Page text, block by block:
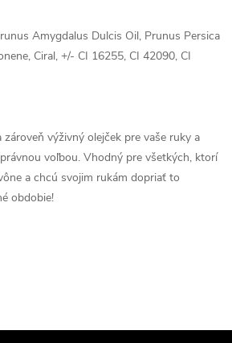
Amygdalus Dulcis Oil, Prunus Persica
Ciral, +/- CI 16255, CI 42090, CI
výživný olejček pre vaše ruky a
voľbou. Vhodný pre všetkých, ktorí
a chcú svojim rukám dopriať to
obdobie!